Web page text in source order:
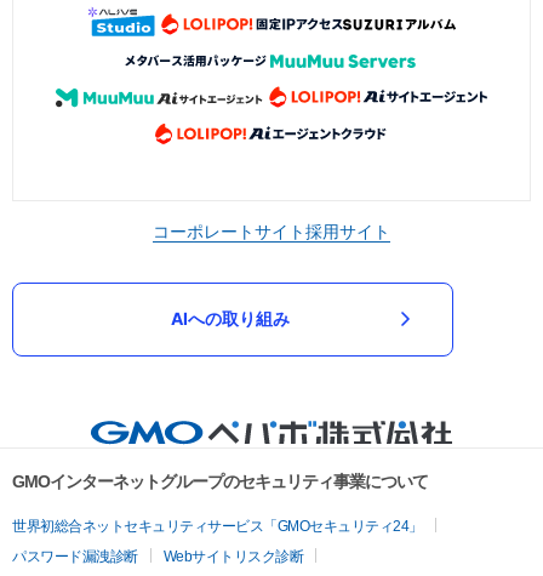
コーポレートサイト採用サイト
AIへの取り組み
GMOインターネットグループのセキュリティ事業について
世界初総合ネットセキュリティサービス「GMOセキュリティ24」
パスワード漏洩診断
Webサイトリスク診断